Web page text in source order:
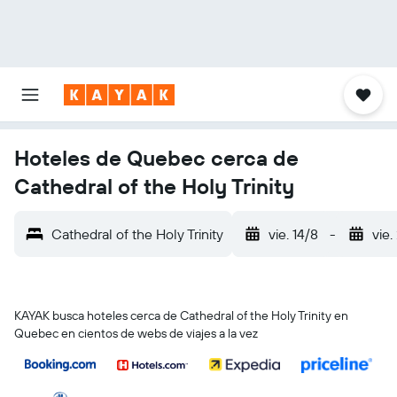
Hoteles de Quebec cerca de
Cathedral of the Holy Trinity
Cathedral of the Holy Trinity vie. 14/8 - vie.
KAYAK busca hoteles cerca de Cathedral of the Holy Trinity en
Quebec en cientos de webs de viajes a la vez